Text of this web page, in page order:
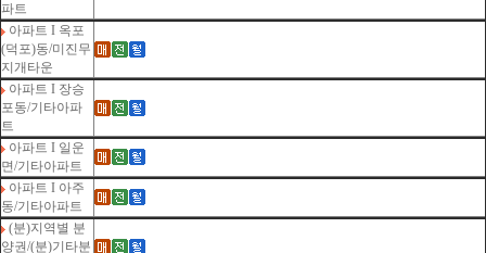
파트
아파트 I 옥포
(덕포)동/미진무
지개타운
아파트 I 장승
포동/기타아파
트
아파트 I 일운
면/기타아파트
아파트 I 아주
동/기타아파트
(분)지역별 분
양권/(분)기타분